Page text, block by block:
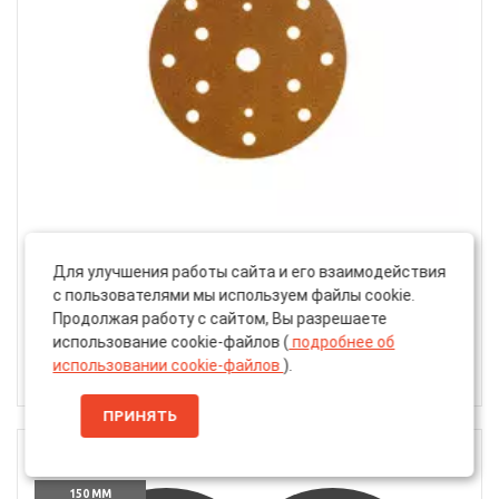
Круг Шлифовальный «Volvex» VX-Gold, Липучка,
150мм, 15 Отверстий, P80
20 ₽
15 ₽
150 ММ
Для улучшения работы сайта и его взаимодействия
с пользователями мы используем файлы cookie.
Продолжая работу с сайтом, Вы разрешаете
использование cookie-файлов ( подробнее об
использовании cookie-файлов ).
ПРИНЯТЬ